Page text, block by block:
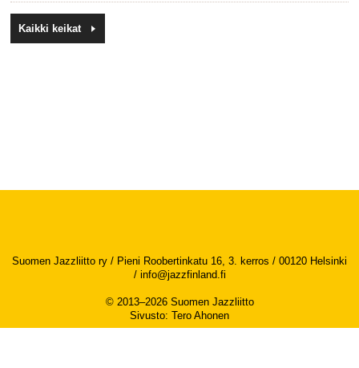
Kaikki keikat
Suomen Jazzliitto ry / Pieni Roobertinkatu 16, 3. kerros / 00120 Helsinki
/ info@jazzfinland.fi
© 2013–2026 Suomen Jazzliitto
Sivusto: Tero Ahonen